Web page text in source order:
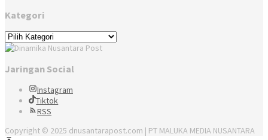
Kategori
Kategori
Jaringan Social
Instagram
Tiktok
RSS
Copyright © 2025 dnusantarapost.com | PT MALUKA MEDIA NUSANTARA